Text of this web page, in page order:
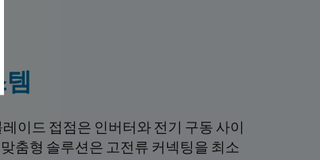
이드 접점은 인버터와 전기 구동 사이
춤형 솔루션은 고전류 커넥팅을 최소